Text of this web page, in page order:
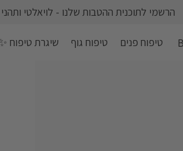
הרשמי לתוכנית ההטבות שלנו - לויאלטי
טיפוח פנים טיפוח גוף שיגרת טיפוח